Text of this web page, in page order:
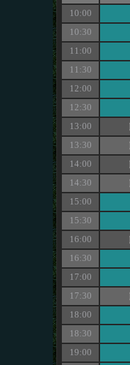
10:00
10:30
11:00
11:30
12:00
12:30
13:00
13:30
14:00
14:30
15:00
15:30
16:00
16:30
17:00
17:30
18:00
18:30
19:00